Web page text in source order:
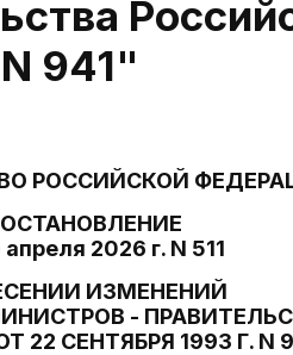
941"
РОССИЙСКОЙ
2026 г. N 511
ИЗМЕНЕНИЙ
-
22 СЕНТЯБРЯ 1993 Г. N